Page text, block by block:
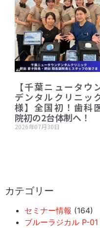
【千葉ニュータウ
デンタルクリニッ
様】全国初！歯科
院初の2台体制へ！
2026年07月30日
カテゴリー
セミナー情報 (164)
ブルーラジカル P-